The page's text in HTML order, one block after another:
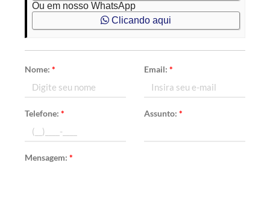
Ou em nosso WhatsApp
Clicando aqui
Nome:* Email: *
Telefone:* Assunto: *
Mensagem:*